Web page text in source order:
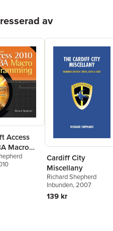
av
Access
Macro
Cardiff City
Miscellany
Richard Shepherd
Inbunden, 2007
139 kr